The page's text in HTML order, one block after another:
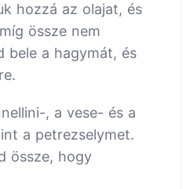
hozzá az olajat, és
össze nem
bele a hagymát, és
, a vese- és a
a petrezselymet.
össze, hogy